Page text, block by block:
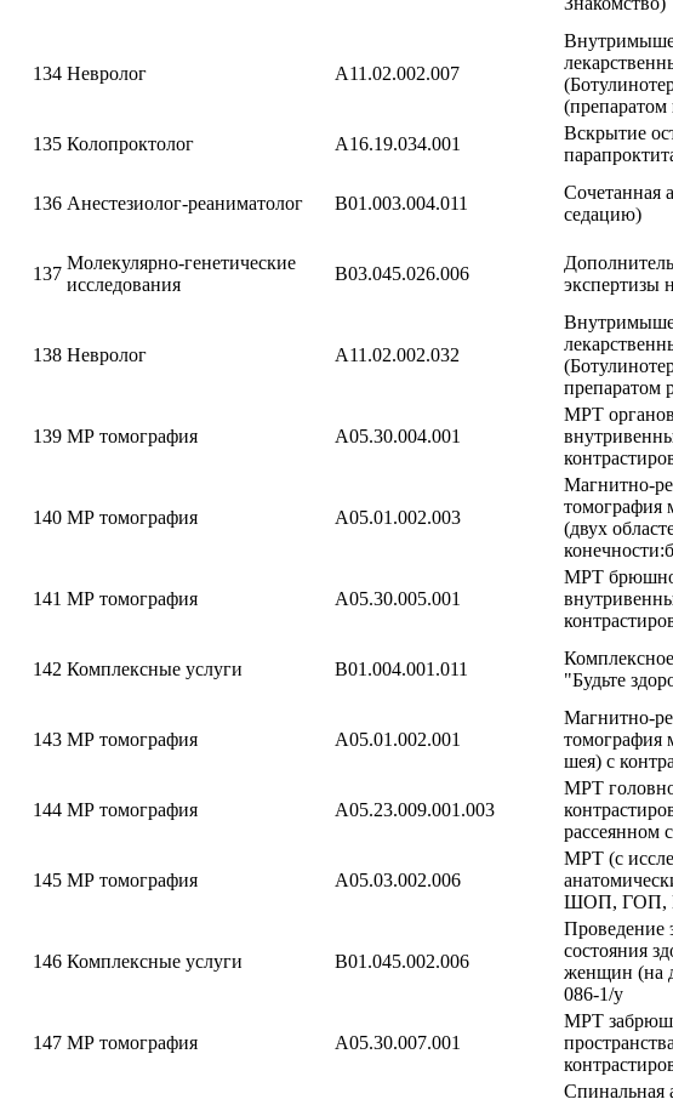
134 Невролог A11.02.002.007
135 Колопроктолог A16.19.034.001
Вскрытие
136 Анестезиолог-реаниматолог B01.003.004.011
Сочетанная
седацию)
137
Молекулярно-генетические
исследования
B03.045.026.006
экспертизы
138 Невролог A11.02.002.032
препаратом
139 МР томография A05.30.004.001
МРТ органов
140 МР томография A05.01.002.003
Магнитно-
томография
(двух
141 МР томография A05.30.005.001
МРТ
142 Комплексные услуги B01.004.001.011
"Будьте
143 МР томография A05.01.002.001
Магнитно-
томография
шея) с
144 МР томография A05.23.009.001.003
МРТ
рассеянном
145 МР томография A05.03.002.006
МРТ (с
ШОП, ГОП,
146 Комплексные услуги B01.045.002.006
Проведение
состояния
женщин (на
086-1/у
147 МР томография A05.30.007.001
МРТ
Спинальная